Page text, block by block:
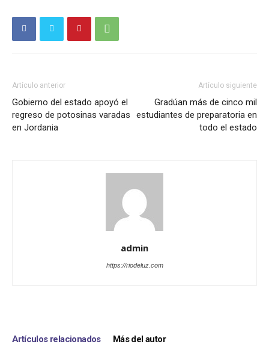
Artículo anterior
Gobierno del estado apoyó el
regreso de potosinas varadas
en Jordania
Artículo siguiente
Gradúan más de cinco mil
estudiantes de preparatoria en
todo el estado
admin
https://riodeluz.com
Artículos relacionados Más del autor